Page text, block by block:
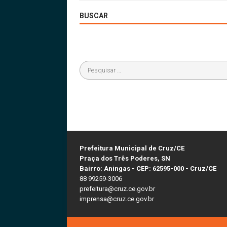
BUSCAR
Prefeitura Municipal de Cruz/CE
Praça dos Três Poderes, SN
Bairro: Aningas - CEP: 62595-000 - Cruz/CE
88 99259-3006
prefeitura@cruz.ce.gov.br
imprensa@cruz.ce.gov.br